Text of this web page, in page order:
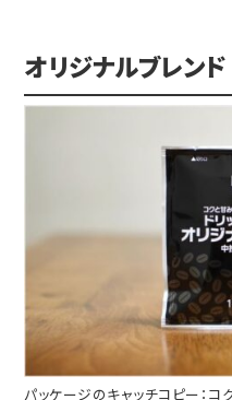
オリジナルブレン
パッケージのキャッチコピー：